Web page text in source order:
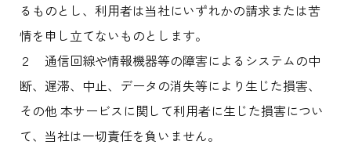
るものとし、利用者は当社にいずれかの請求または苦
情を申し立てないものとします。
２ 通信回線や情報機器等の障害によるシステムの中
断、遅滞、中止、データの消失等により生じた損害、
その他 本サービスに関して利用者に生じた損害につい
て、当社は一切責任を負いません。